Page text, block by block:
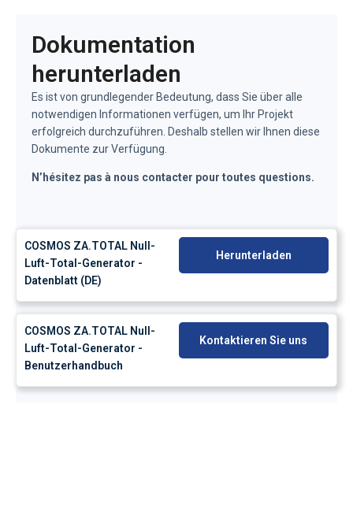
Dokumentation
herunterladen
Es ist von grundlegender Bedeutung, dass Sie über alle
notwendigen Informationen verfügen, um Ihr Projekt
erfolgreich durchzuführen. Deshalb stellen wir Ihnen diese
Dokumente zur Verfügung.
N’hésitez pas à nous contacter pour toutes questions.
COSMOS ZA.TOTAL Null-
Luft-Total-Generator -
Datenblatt (DE)
Herunterladen
COSMOS ZA.TOTAL Null-
Luft-Total-Generator -
Benutzerhandbuch
Kontaktieren Sie uns